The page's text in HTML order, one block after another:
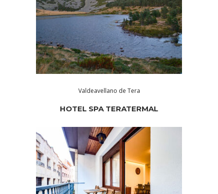
Valdeavellano de Tera
HOTEL SPA TERATERMAL